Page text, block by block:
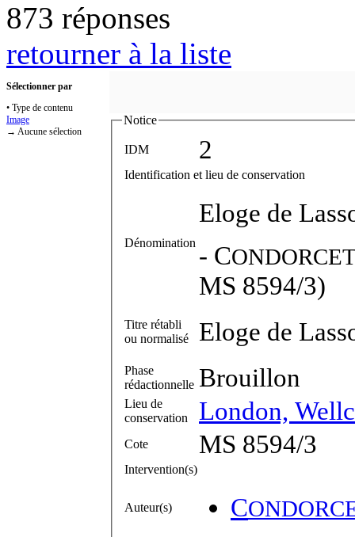
873 réponses
retourner à la liste
Sélectionner par
• Type de contenu
Image
→ Aucune sélection
Notice
IDM 2
Identification et lieu de conservation
Dénomination
Eloge de
- C
MS 8594/3)
Titre rétabli
ou normalisé
Eloge de
Phase
rédactionnelle Brouillon
Lieu de
conservation
London,
Cote MS 8594/3
Intervention(s)
Auteur(s) C